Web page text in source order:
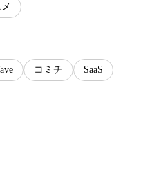
コミチ SaaS